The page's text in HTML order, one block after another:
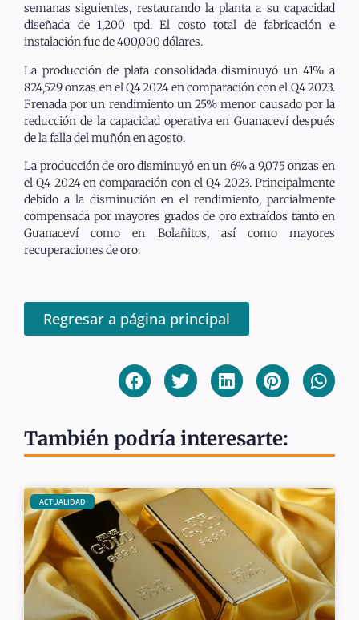
semanas siguientes, restaurando la planta a su capacidad
diseñada de 1,200 tpd. El costo total de fabricación e
instalación fue de 400,000 dólares.
La producción de plata consolidada disminuyó un 41% a
824,529 onzas en el Q4 2024 en comparación con el Q4 2023.
Frenada por un rendimiento un 25% menor causado por la
reducción de la capacidad operativa en Guanaceví después
de la falla del muñón en agosto.
La producción de oro disminuyó en un 6% a 9,075 onzas en
el Q4 2024 en comparación con el Q4 2023. Principalmente
debido a la disminución en el rendimiento, parcialmente
compensada por mayores grados de oro extraídos tanto en
Guanaceví como en Bolañitos, así como mayores
recuperaciones de oro.
Regresar a página principal
También podría interesarte:
ACTUALIDAD